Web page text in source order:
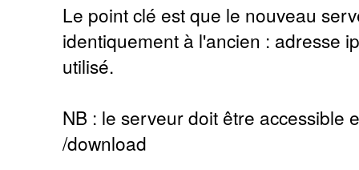
Le point clé est que le nouveau
identiquement à l'ancien : adresse
utilisé.
NB : le serveur doit être accessible
/download